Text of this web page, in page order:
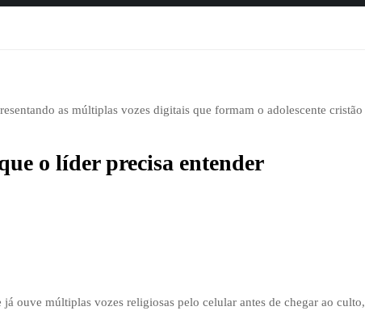
o líder precisa entender
ouve múltiplas vozes religiosas pelo celular antes de chegar ao culto,